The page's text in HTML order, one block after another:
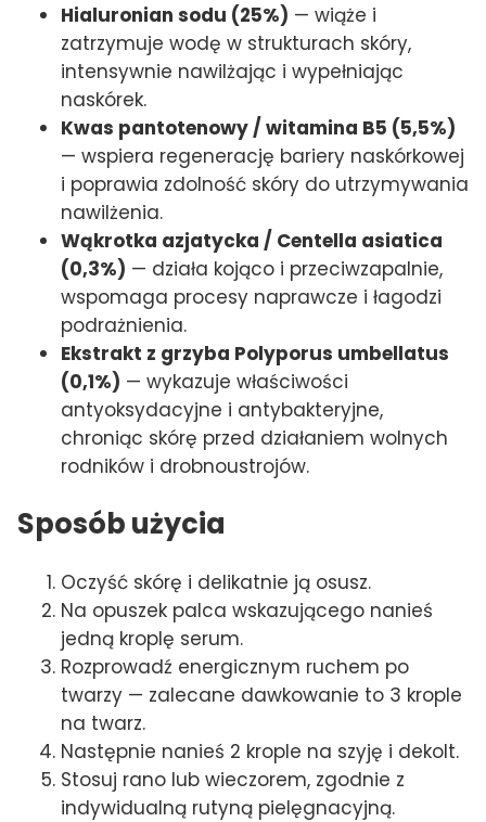
Hialuronian sodu (25%) — wiąże i
zatrzymuje wodę w strukturach skóry,
intensywnie nawilżając i wypełniając
naskórek.
Kwas pantotenowy / witamina B5 (5,5%)
— wspiera regenerację bariery naskórkowej
i poprawia zdolność skóry do utrzymywania
nawilżenia.
Wąkrotka azjatycka / Centella asiatica
(0,3%) — działa kojąco i przeciwzapalnie,
wspomaga procesy naprawcze i łagodzi
podrażnienia.
Ekstrakt z grzyba Polyporus umbellatus
(0,1%) — wykazuje właściwości
antyoksydacyjne i antybakteryjne,
chroniąc skórę przed działaniem wolnych
rodników i drobnoustrojów.
Sposób użycia
Oczyść skórę i delikatnie ją osusz.
Na opuszek palca wskazującego nanieś
jedną kroplę serum.
Rozprowadź energicznym ruchem po
twarzy — zalecane dawkowanie to 3 krople
na twarz.
Następnie nanieś 2 krople na szyję i dekolt.
Stosuj rano lub wieczorem, zgodnie z
indywidualną rutyną pielęgnacyjną.